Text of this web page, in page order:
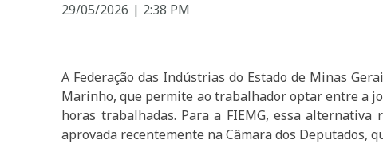
29/05/2026 | 2:38 PM
A Federação das Indústrias do Estado de Minas
Marinho, que permite ao trabalhador optar entre a
horas trabalhadas. Para a FIEMG, essa
aprovada recentemente na Câmara dos Deputados,